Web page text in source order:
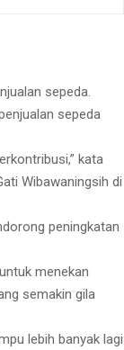
sepeda.
sepeda
kata
Wibawaningsih di
peningkatan
menekan
semakin gila
lebih banyak lagi